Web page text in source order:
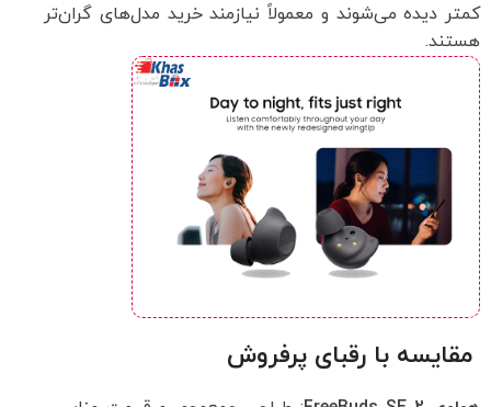
کمتر دیده می‌شوند و معمولاً نیازمند خرید مدل‌های گران‌تر
هستند.
مقایسه با رقبای پرفروش